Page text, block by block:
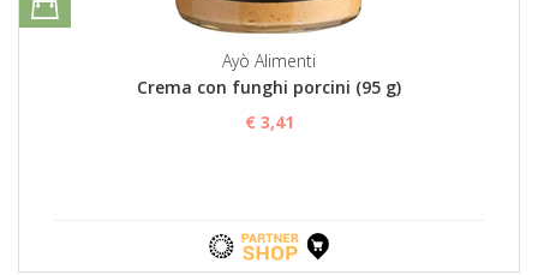
Ayò Alimenti
Crema con funghi porcini (95 g)
€ 3,41